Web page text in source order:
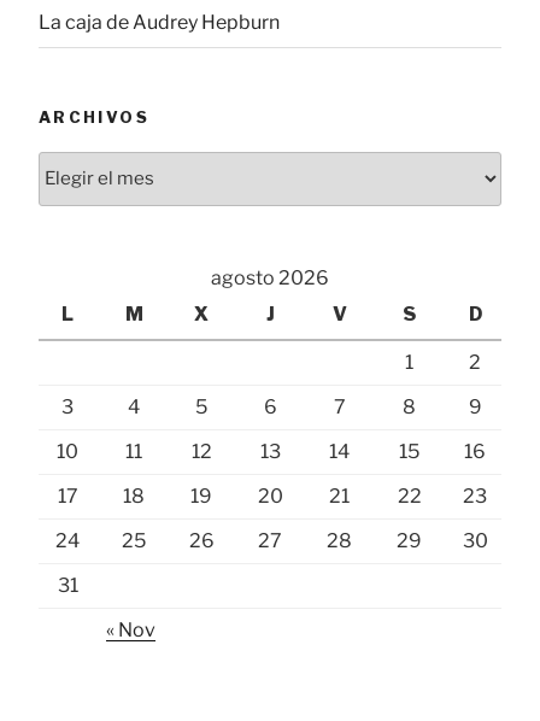
La caja de Audrey Hepburn
ARCHIVOS
agosto 2026
L
M X J V S D
1
2
3
4 5 6 7 8
9
10
11 12 13 14 15
16
17
18 19 20 21 22
23
24
25 26 27 28 29
30
31
« Nov